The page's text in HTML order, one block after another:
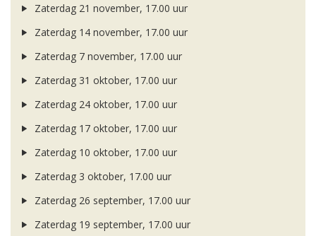
Zaterdag 21 november, 17.00 uur
Zaterdag 14 november, 17.00 uur
Zaterdag 7 november, 17.00 uur
Zaterdag 31 oktober, 17.00 uur
Zaterdag 24 oktober, 17.00 uur
Zaterdag 17 oktober, 17.00 uur
Zaterdag 10 oktober, 17.00 uur
Zaterdag 3 oktober, 17.00 uur
Zaterdag 26 september, 17.00 uur
Zaterdag 19 september, 17.00 uur